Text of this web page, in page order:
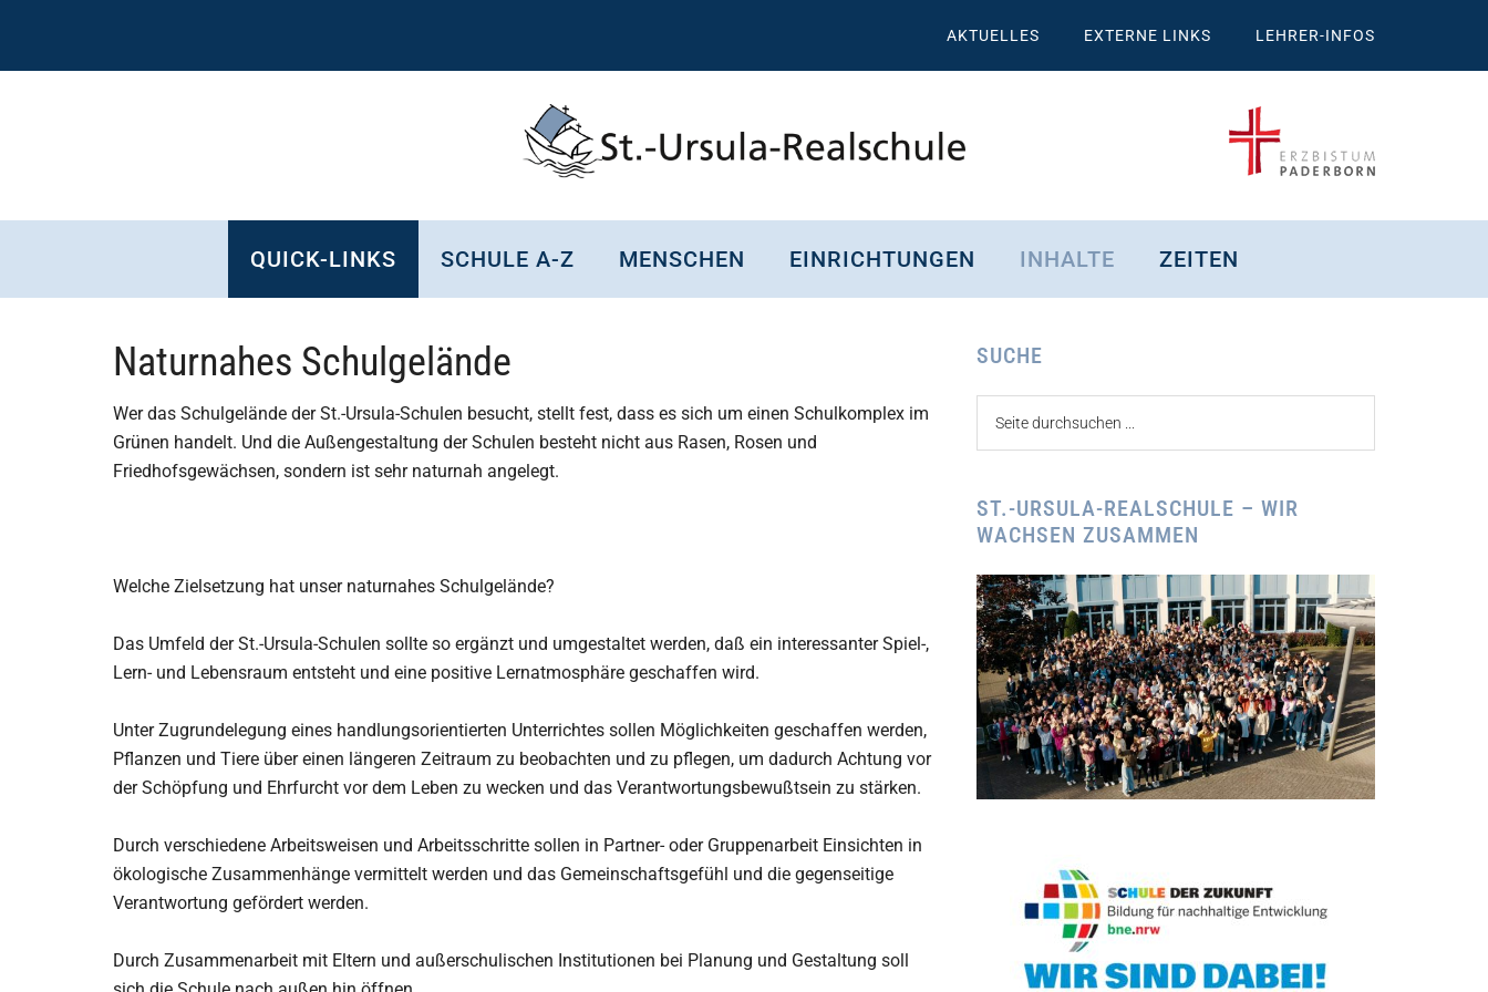
springen
secondary
springen
springen
AKTUELLES EXTERNE LINKS LEHRER-INFOS
St.
Ursula
Realschule
Persönlichkeit,
QUICK-LINKS SCHULE A-Z MENSCHEN EINRICHTUNGEN INHALTE ZEITEN
Naturnahes Schulgelände
Wer das Schulgelände der St.-Ursula-Schulen besucht, stellt fest, dass es sich um einen Schulkomplex im
Grünen handelt. Und die Außengestaltung der Schulen besteht nicht aus Rasen, Rosen und
Friedhofsgewächsen, sondern ist sehr naturnah angelegt.
Welche Zielsetzung hat unser naturnahes Schulgelände?
Das Umfeld der St.-Ursula-Schulen sollte so ergänzt und umgestaltet werden, daß ein interessanter Spiel-,
Lern- und Lebensraum entsteht und eine positive Lernatmosphäre geschaffen wird.
Unter Zugrundelegung eines handlungsorientierten Unterrichtes sollen Möglichkeiten geschaffen werden,
Pflanzen und Tiere über einen längeren Zeitraum zu beobachten und zu pflegen, um dadurch Achtung vor
der Schöpfung und Ehrfurcht vor dem Leben zu wecken und das Verantwortungsbewußtsein zu stärken.
Durch verschiedene Arbeitsweisen und Arbeitsschritte sollen in Partner- oder Gruppenarbeit Einsichten in
ökologische Zusammenhänge vermittelt werden und das Gemeinschaftsgefühl und die gegenseitige
Verantwortung gefördert werden.
Durch Zusammenarbeit mit Eltern und außerschulischen Institutionen bei Planung und Gestaltung soll
Seitenspalte
SUCHE
ST.-URSULA-REALSCHULE – WIR
WACHSEN ZUSAMMEN